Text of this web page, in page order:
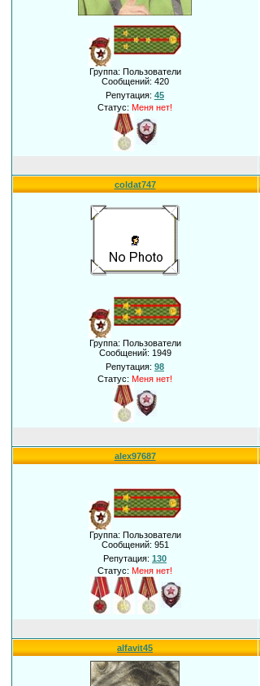
Группа: Пользователи
Сообщений: 420
Репутация: 45
Статус: Меня нет!
coldat747
Группа: Пользователи
Сообщений: 1949
Репутация: 98
Статус: Меня нет!
alex97687
Группа: Пользователи
Сообщений: 951
Репутация: 130
Статус: Меня нет!
alfavit45